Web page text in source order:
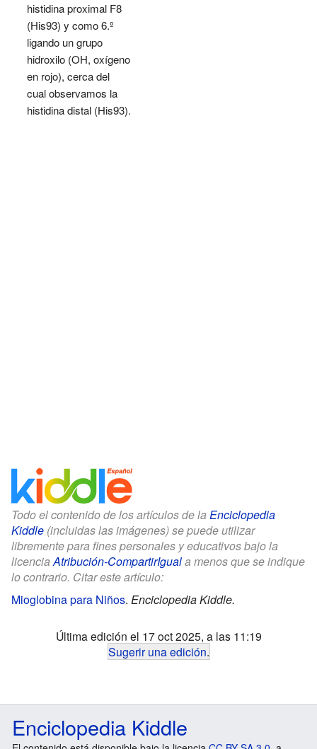
histidina proximal F8
(His93) y como 6.º
ligando un grupo
hidroxilo (OH, oxígeno
en rojo), cerca del
cual observamos la
histidina distal (His93).
Todo el contenido de los artículos de la Enciclopedia
Kiddle (incluidas las imágenes) se puede utilizar
libremente para fines personales y educativos bajo la
licenciaAtribución-CompartirIguala menos que se indique
lo contrario. Citar este artículo:
Mioglobina para Niños. Enciclopedia Kiddle.
Última edición el 17 oct 2025, a las 11:19
Sugerir una edición.
Enciclopedia Kiddle